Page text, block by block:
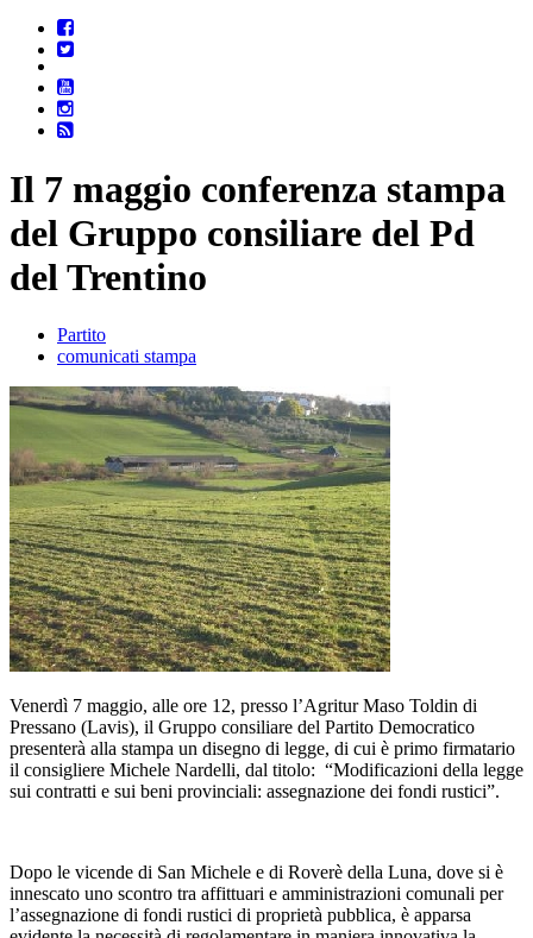
Il 7 maggio conferenza stampa
del Gruppo consiliare del Pd
del Trentino
Partito
comunicati stampa
Venerdì 7 maggio, alle ore 12, presso l’Agritur Maso Toldin di
Pressano (Lavis), il Gruppo consiliare del Partito Democratico
presenterà alla stampa un disegno di legge, di cui è primo firmatario
il consigliere Michele Nardelli, dal titolo: “Modificazioni della legge
sui contratti e sui beni provinciali: assegnazione dei fondi rustici”.
Dopo le vicende di San Michele e di Roverè della Luna, dove si è
innescato uno scontro tra affittuari e amministrazioni comunali per
l’assegnazione di fondi rustici di proprietà pubblica, è apparsa